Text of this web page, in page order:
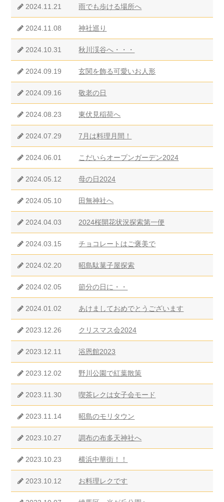
2024.11.21 雨でも歩ける場所へ
2024.11.08 神社巡り
2024.10.31 秋川渓谷へ・・・
2024.09.19 玄関を飾る可愛いお人形
2024.09.16 敬老の日
2024.08.23 東伏見稲荷へ
2024.07.29 7月は料理月間！
2024.06.01 こだいらオープンガーデン2024
2024.05.12 母の日2024
2024.05.10 田無神社へ
2024.04.03 2024桜開花状況探索第一便
2024.03.15 チョコレートはご褒美で
2024.02.20 昭島駄菓子屋探索
2024.02.05 節分の日に・・
2024.01.02 あけましておめでとうございます
2023.12.26 クリスマス会2024
2023.12.11 浴恩館2023
2023.12.02 野川公園で紅葉散策
2023.11.30 喫茶レクは女子会モード
2023.11.14 昭島のモリタウン
2023.10.27 調布の布多天神社へ
2023.10.23 横浜中華街！！
2023.10.12 お料理レクです